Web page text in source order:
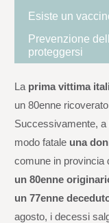
Esiste un
Prevenzione
proteggersi
La prima vittima
un 80enne
Successivamente, a
modo fatale una
comune in provincia
un 80enne
un 77enne
agosto, i decessi